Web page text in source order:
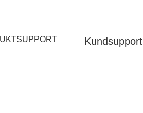
Kundsupport